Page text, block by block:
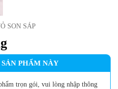
SON SÁP
PHẨM NÀY
trọn gói, vui lòng nhập thông